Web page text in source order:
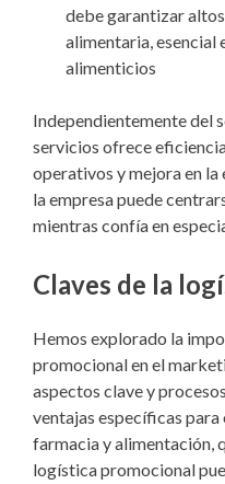
debe garantizar
alimentaria, esencial
alimenticios
Independientemente del
servicios ofrece
operativos y mejora en la
la empresa puede
mientras confía en
Claves de la
Hemos explorado la
promocional en el
aspectos clave y
ventajas específicas
farmacia y alimentación,
logística promocional